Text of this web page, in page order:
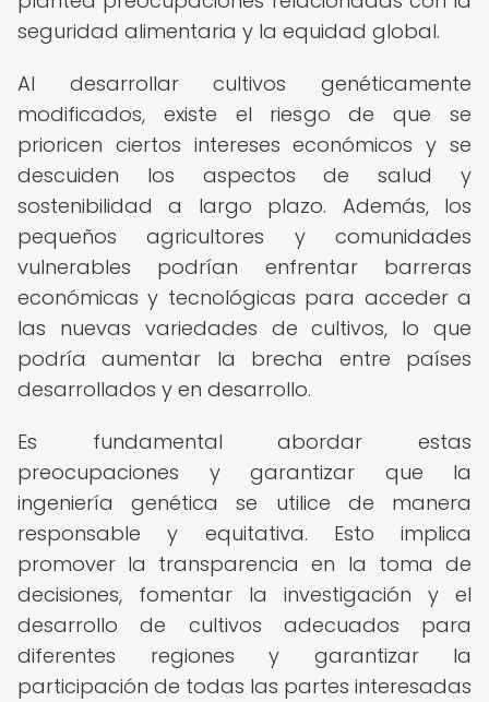
seguridad alimentaria y la equidad global.
Al desarrollar cultivos genéticamente
modificados, existe el riesgo de que se
prioricen ciertos intereses económicos y se
descuiden los aspectos de salud y
sostenibilidad a largo plazo. Además, los
pequeños agricultores y comunidades
vulnerables podrían enfrentar barreras
económicas y tecnológicas para acceder a
las nuevas variedades de cultivos, lo que
podría aumentar la brecha entre países
desarrollados y en desarrollo.
Es fundamental abordar estas
preocupaciones y garantizar que la
ingeniería genética se utilice de manera
responsable y equitativa. Esto implica
promover la transparencia en la toma de
decisiones, fomentar la investigación y el
desarrollo de cultivos adecuados para
diferentes regiones y garantizar la
participación de todas las partes interesadas